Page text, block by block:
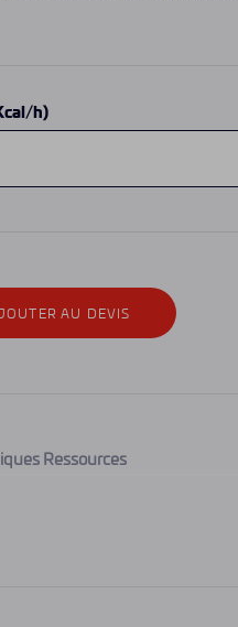
h)
AU DEVIS
Ressources